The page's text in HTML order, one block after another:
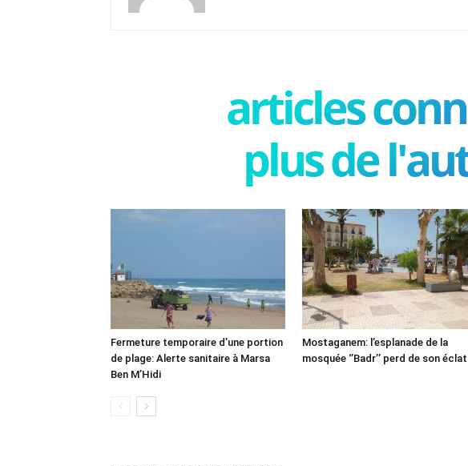
articles
plus de
Fermeture temporaire d’une portion
de plage: Alerte sanitaire à Marsa
Ben M’Hidi
Mostaganem: l’esplanade de la
mosquée ‘’Badr’’ perd de son éclat